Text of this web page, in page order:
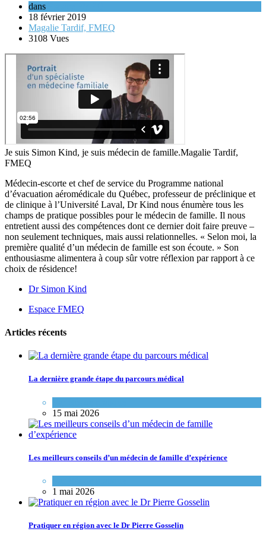
dans
18 février 2019
Magalie Tardif, FMEQ
3108 Vues
Je suis Simon Kind, je suis médecin de famille.Magalie Tardif,
FMEQ
Médecin-escorte et chef de service du Programme national
d’évacuation aéromédicale du Québec, professeur de préclinique et
de clinique à l’Université Laval, Dr Kind nous énumère tous les
champs de pratique possibles pour le médecin de famille. Il nous
entretient aussi des compétences dont ce dernier doit faire preuve –
non seulement techniques, mais aussi relationnelles. « Selon moi, la
première qualité d’un médecin de famille est son écoute. » Son
enthousiasme alimentera à coup sûr votre réflexion par rapport à ce
choix de résidence!
Dr Simon Kind
Espace FMEQ
Articles récents
La dernière grande étape du parcours médical
15 mai 2026
Les meilleurs conseils d’un médecin de famille d’expérience
1 mai 2026
Pratiquer en région avec le Dr Pierre Gosselin